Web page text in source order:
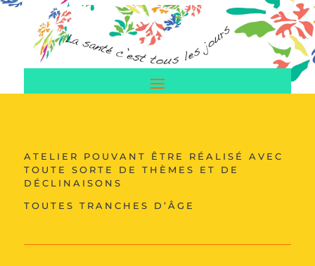
ATELIER POUVANT ÊTRE RÉALISÉ AVEC
TOUTE SORTE DE THÈMES ET DE
DÉCLINAISONS
TOUTES TRANCHES D’ÂGE